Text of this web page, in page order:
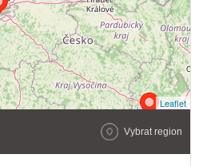
Leaflet
Vybrat region